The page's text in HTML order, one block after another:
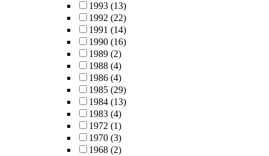
1993 (13)
1992 (22)
1991 (14)
1990 (16)
1989 (2)
1988 (4)
1986 (4)
1985 (29)
1984 (13)
1983 (4)
1972 (1)
1970 (3)
1968 (2)